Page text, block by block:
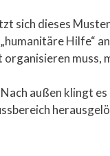
sich dieses
Hilfe“
muss,
außen klingt